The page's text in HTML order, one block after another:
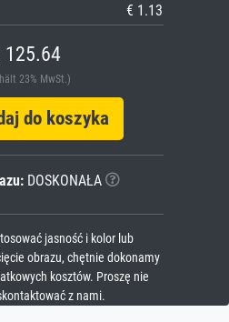
€ 1.13
125.64
23% MwSt.)
do koszyka
DOSKONAŁA
jasność i kolor lub
obrazu, chętnie dokonamy
kosztów. Proszę nie
z nami.